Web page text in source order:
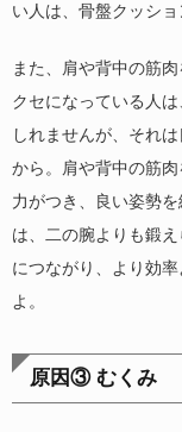
い人は、骨盤クッシ
また、肩や背中の筋
クセになっている人
しれませんが、それ
から。肩や背中の筋
力がつき、良い姿勢
は、二の腕よりも鍛
につながり、より効
よ。
原因③ むくみ